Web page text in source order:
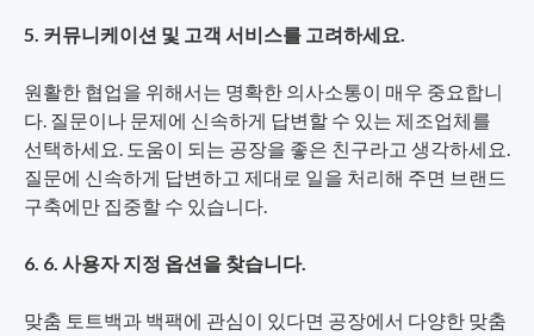
5. 커뮤니케이션 및 고객 서비스를 고려하세요.
원활한 협업을 위해서는 명확한 의사소통이 매우 중요합니
다. 질문이나 문제에 신속하게 답변할 수 있는 제조업체를
선택하세요. 도움이 되는 공장을 좋은 친구라고 생각하세요.
질문에 신속하게 답변하고 제대로 일을 처리해 주면 브랜드
구축에만 집중할 수 있습니다.
6. 6. 사용자 지정 옵션을 찾습니다.
맞춤 토트백과 백팩에 관심이 있다면 공장에서 다양한 맞춤